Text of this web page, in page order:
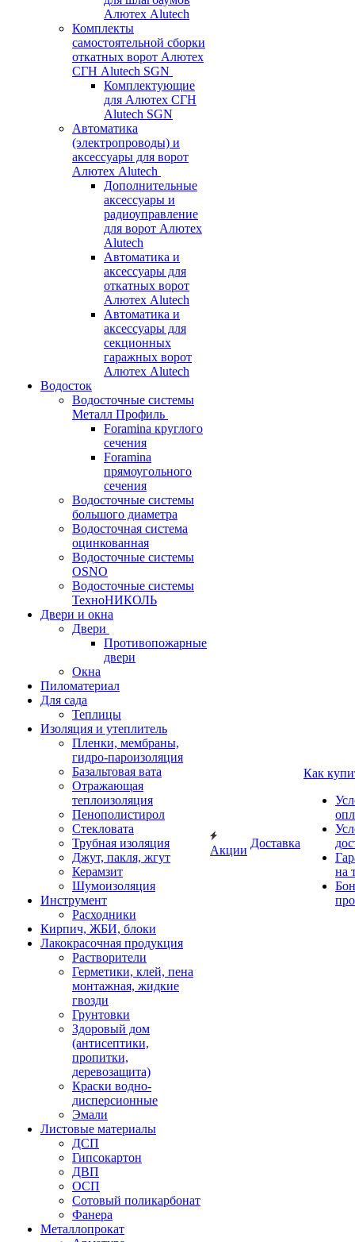
Алютех Alutech
Комплекты
самостоятельной сборки
откатных ворот Алютех
СГН Alutech SGN
Комплектующие
для Алютех СГН
Alutech SGN
Автоматика
(электропроводы) и
аксессуары для ворот
Алютех Alutech
Дополнительные
аксессуары и
радиоуправление
для ворот Алютех
Alutech
Автоматика и
аксессуары для
откатных ворот
Алютех Alutech
Автоматика и
аксессуары для
секционных
гаражных ворот
Алютех Alutech
Водосток
Водосточные системы
Металл Профиль
Foramina круглого
сечения
Foramina
прямоугольного
сечения
Водосточные системы
большого диаметра
Водосточная система
оцинкованная
Водосточные системы
OSNO
Водосточные системы
ТехноНИКОЛЬ
Двери и окна
Двери
Противопожарные
двери
Окна
Пиломатериал
Для сада
Теплицы
Изоляция и утеплитель
Пленки, мембраны,
гидро-пароизоляция
Базальтовая вата
Отражающая
теплоизоляция
Пенополистирол
Стекловата
Трубная изоляция
Джут, пакля, жгут
Керамзит
Шумоизоляция
Инструмент
Расходники
Кирпич, ЖБИ, блоки
Лакокрасочная продукция
Растворители
Герметики, клей, пена
монтажная, жидкие
гвозди
Грунтовки
Здоровый дом
(антисептики,
пропитки,
деревозащита)
Краски водно-
дисперсионные
Эмали
Листовые материалы
ДСП
Гипсокартон
ДВП
ОСП
Сотовый поликарбонат
Фанера
Металлопрокат
Акции
Доставка
Как
на